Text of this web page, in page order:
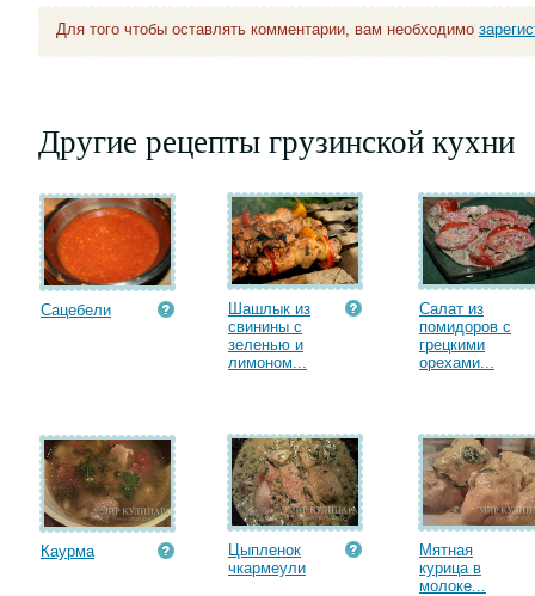
Для того чтобы оставлять комментарии, вам необходимо
Другие рецепты грузинской кухни
Сацебели
Шашлык из
свинины с
зеленью и
лимоном...
Салат из
помидоров с
грецкими
орехами...
Каурма
Цыпленок
чкармеули
Мятная
курица в
молоке...